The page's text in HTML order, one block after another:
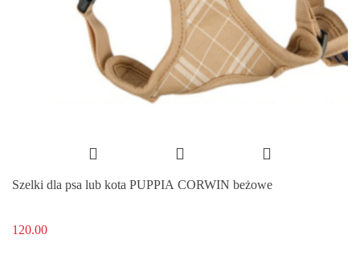
Szelki dla psa lub kota PUPPIA CORWIN beżowe
120.00